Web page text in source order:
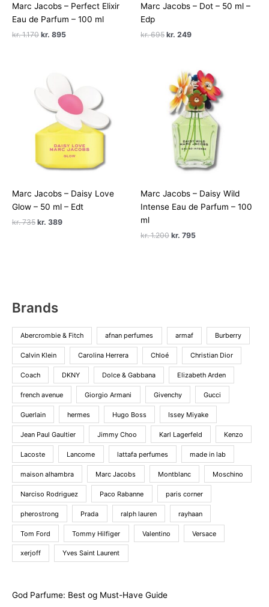
Marc Jacobs – Perfect Elixir
Eau de Parfum – 100 ml
kr.1.170 Den
kr. 895Den
Marc Jacobs – Dot – 50 ml –
Edp
kr.695 Den
kr. 695.
kr. 249Den
kr. 249.
Marc Jacobs – Daisy Love
Glow – 50 ml – Edt
kr.735 Den
kr. 389Den
Marc Jacobs – Daisy Wild
Intense Eau de Parfum – 100
ml
kr.1.200 Den
kr. 795Den
Brands
Abercrombie & Fitch afnan perfumes armaf Burberry
Calvin Klein Carolina Herrera Chloé Christian Dior
Coach DKNY Dolce & Gabbana Elizabeth Arden
french avenue Giorgio Armani Givenchy Gucci
Guerlain hermes Hugo Boss Issey Miyake
Jean Paul Gaultier Jimmy Choo Karl Lagerfeld Kenzo
Lacoste Lancome lattafa perfumes made in lab
maison alhambra Marc Jacobs Montblanc Moschino
Narciso Rodriguez Paco Rabanne paris corner
pherostrong Prada ralph lauren rayhaan
Tom Ford Tommy Hilfiger Valentino Versace
xerjoff Yves Saint Laurent
God Parfume: Best og Must-Have Guide